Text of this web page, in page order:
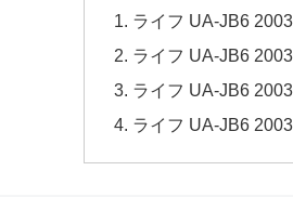
ライフ UA-JB6
ライフ UA-JB6
ライフ UA-JB6
ライフ UA-JB6